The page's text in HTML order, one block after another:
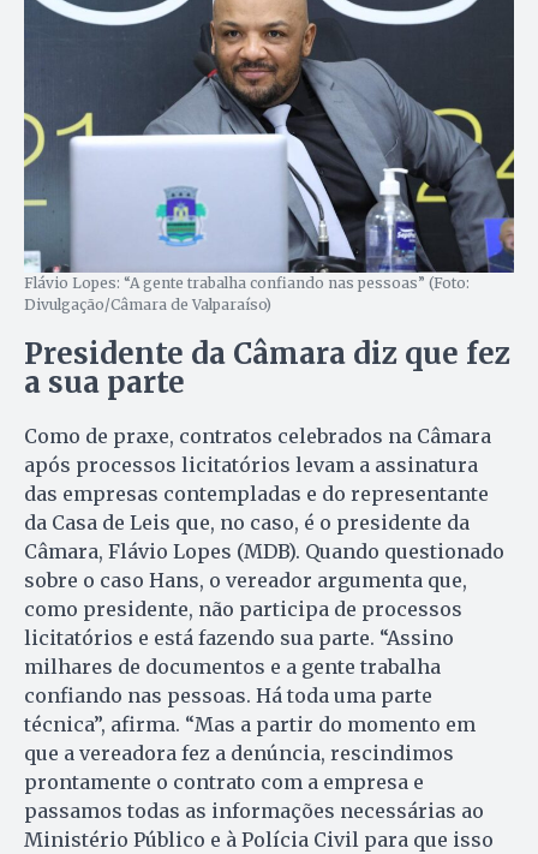
Flávio Lopes: “A gente trabalha confiando nas pessoas” (Foto:
Divulgação/Câmara de Valparaíso)
Presidente da Câmara diz que fez
a sua parte
Como de praxe, contratos celebrados na Câmara
após processos licitatórios levam a assinatura
das empresas contempladas e do representante
da Casa de Leis que, no caso, é o presidente da
Câmara, Flávio Lopes (MDB). Quando questionado
sobre o caso Hans, o vereador argumenta que,
como presidente, não participa de processos
licitatórios e está fazendo sua parte. “Assino
milhares de documentos e a gente trabalha
confiando nas pessoas. Há toda uma parte
técnica”, afirma. “Mas a partir do momento em
que a vereadora fez a denúncia, rescindimos
prontamente o contrato com a empresa e
passamos todas as informações necessárias ao
Ministério Público e à Polícia Civil para que isso